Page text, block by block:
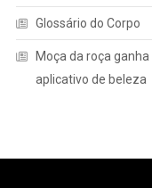
Glossário do Corpo
Moça da roça
aplicativo de beleza